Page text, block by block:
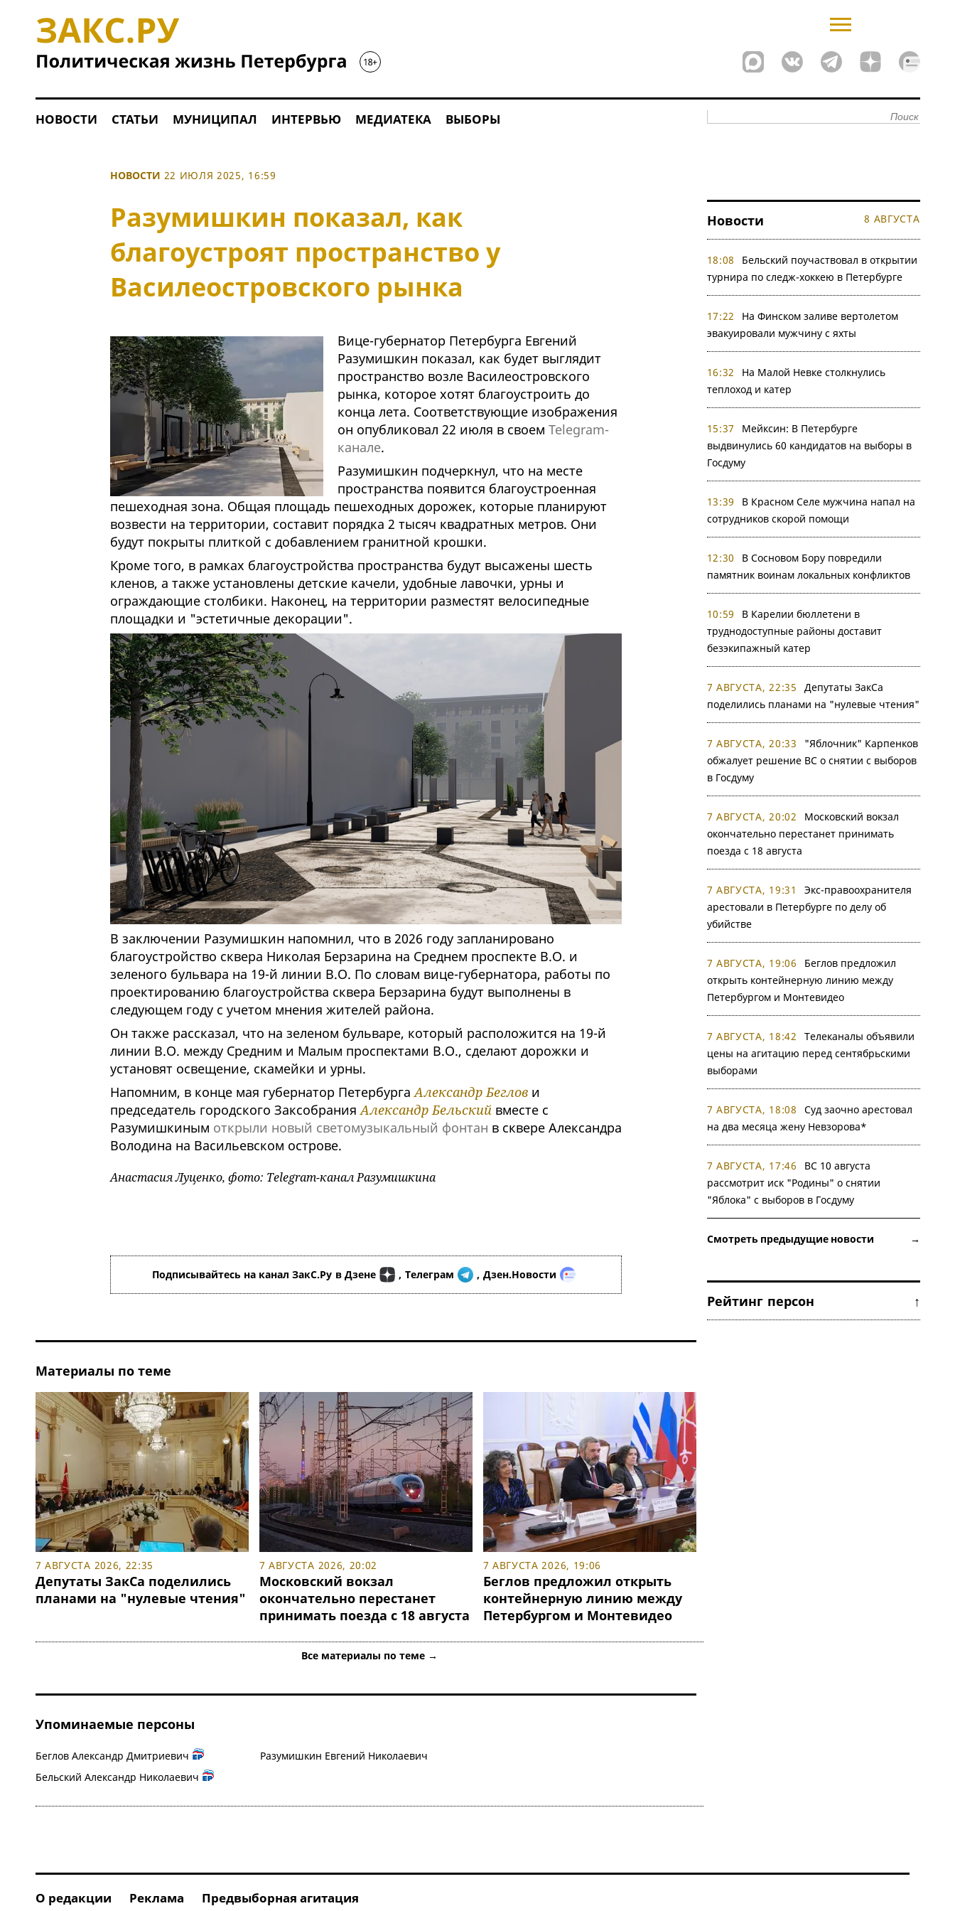
НОВОСТИ СТАТЬИ МУНИЦИПАЛ ИНТЕРВЬЮ МЕДИАТЕКА ВЫБОРЫ
НОВОСТИ 22 ИЮЛЯ 2025, 16:59
Разумишкин показал, как
благоустроят пространство у
Василеостровского рынка
Вице-губернатор Петербурга Евгений
Разумишкин показал, как будет выглядит
пространство возле Василеостровского
рынка, которое хотят благоустроить до
конца лета. Соответствующие изображения
он опубликовал 22 июля в своем Telegram-
канале.
Разумишкин подчеркнул, что на месте
пространства появится благоустроенная
пешеходная зона. Общая площадь пешеходных дорожек, которые планируют
возвести на территории, составит порядка 2 тысяч квадратных метров. Они
будут покрыты плиткой с добавлением гранитной крошки.
Кроме того, в рамках благоустройства пространства будут высажены шесть
кленов, а также установлены детские качели, удобные лавочки, урны и
ограждающие столбики. Наконец, на территории разместят велосипедные
площадки и "эстетичные декорации".
В заключении Разумишкин напомнил, что в 2026 году запланировано
благоустройство сквера Николая Берзарина на Среднем проспекте В.О. и
зеленого бульвара на 19-й линии В.О. По словам вице-губернатора, работы по
проектированию благоустройства сквера Берзарина будут выполнены в
следующем году с учетом мнения жителей района.
Он также рассказал, что на зеленом бульваре, который расположится на 19-й
линии В.О. между Средним и Малым проспектами В.О., сделают дорожки и
установят освещение, скамейки и урны.
Напомним, в конце мая губернатор ПетербургаАлександр Беглови
председатель городского ЗаксобранияАлександр Бельскийвместе с
Разумишкиным открыли новый светомузыкальный фонтан в сквере Александра
Володина на Васильевском острове.
Анастасия Луценко, фото: Telegram-канал Разумишкина
Подписывайтесь на канал ЗакС.Ру в Дзене , Телеграм , Дзен.Новости
Материалы по теме
7 АВГУСТА 2026, 22:35
Депутаты ЗакСа поделились
планами на "нулевые чтения"
7 АВГУСТА 2026, 20:02
Московский вокзал
окончательно перестанет
принимать поезда с 18 августа
7 АВГУСТА 2026, 19:06
Беглов предложил открыть
контейнерную линию между
Петербургом и Монтевидео
Все материалы по теме →
Упоминаемые персоны
Беглов Александр Дмитриевич
Бельский Александр Николаевич
Разумишкин Евгений Николаевич
Новости 8 АВГУСТА
18:08
Бельский поучаствовал в открытии
турнира по следж-хоккею в Петербурге
17:22
На Финском заливе вертолетом
эвакуировали мужчину с яхты
16:32
На Малой Невке столкнулись
теплоход и катер
15:37
Мейксин: В Петербурге
выдвинулись 60 кандидатов на выборы в
Госдуму
13:39
В Красном Селе мужчина напал на
сотрудников скорой помощи
12:30
В Сосновом Бору повредили
памятник воинам локальных конфликтов
10:59
В Карелии бюллетени в
труднодоступные районы доставит
безэкипажный катер
7 АВГУСТА, 22:35
Депутаты ЗакСа
поделились планами на "нулевые чтения"
7 АВГУСТА, 20:33
"Яблочник" Карпенков
обжалует решение ВС о снятии с выборов
в Госдуму
7 АВГУСТА, 20:02
Московский вокзал
окончательно перестанет принимать
поезда с 18 августа
7 АВГУСТА, 19:31
Экс-правоохранителя
арестовали в Петербурге по делу об
убийстве
7 АВГУСТА, 19:06
Беглов предложил
открыть контейнерную линию между
Петербургом и Монтевидео
7 АВГУСТА, 18:42
Телеканалы объявили
цены на агитацию перед сентябрьскими
выборами
7 АВГУСТА, 18:08
Суд заочно арестовал
на два месяца жену Невзорова*
7 АВГУСТА, 17:46
ВС 10 августа
рассмотрит иск "Родины" о снятии
"Яблока" с выборов в Госдуму
Смотреть предыдущие новости →
Рейтинг персон ↑
О редакции Реклама Предвыборная агитация